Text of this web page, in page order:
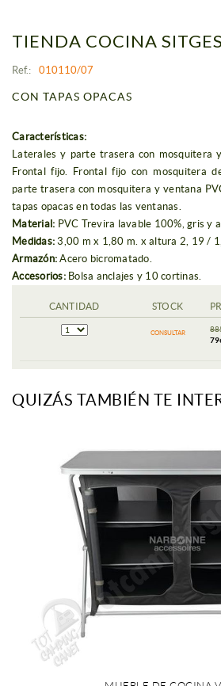
TIENDA COCINA
Ref.: 010110/07
CON TAPAS OPACAS
Características:
Laterales y parte trasera con mosquitera
Frontal fijo. Frontal fijo con mosquitera
parte trasera con mosquitera y ventana
tapas opacas en todas las ventanas.
Material: PVC Trevira lavable 100%, gris y
Medidas: 3,00 m x 1,80 m. x altura 2, 19 /
Armazón: Acero bicromatado.
Accesorios:Bolsa anclajes y 10 cortinas.
CANTIDAD STOCK
CONSULTAR
QUIZÁS TAMBIÉN TE